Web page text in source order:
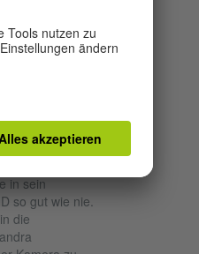
der deutsche
der
kann, ist
in sein
so gut wie nie.
die